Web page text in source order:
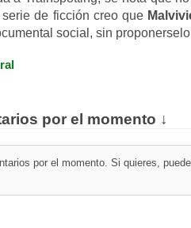
de ficción creo que
social, sin
por el momento ↓
por el momento. Si quieres,